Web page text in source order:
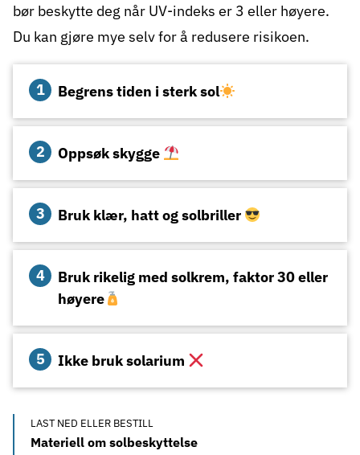
bør beskytte deg når UV-indeks er 3 eller høyere.
Du kan gjøre mye selv for å redusere risikoen.
Begrens tiden i sterk sol
Oppsøk skygge
Bruk klær, hatt og solbriller
Bruk rikelig med solkrem, faktor 30 eller
høyere
Ikke bruk solarium
LAST NED ELLER BESTILL
Materiell om solbeskyttelse